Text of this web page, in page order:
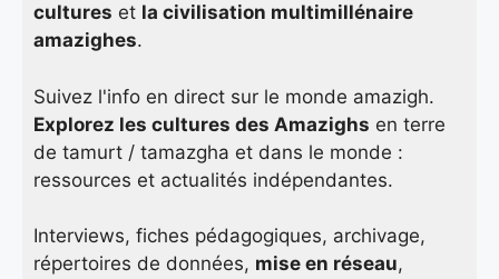
cultures et la civilisation multimillénaire
amazighes.
Suivez l'info en direct sur le monde amazigh.
Explorez les cultures des Amazighs en terre
de tamurt / tamazgha et dans le monde :
ressources et actualités indépendantes.
Interviews, fiches pédagogiques, archivage,
répertoires de données, mise en réseau,